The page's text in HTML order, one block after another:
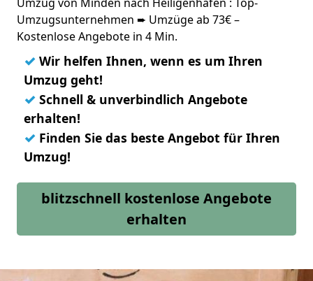
Umzugsunternehmen ➨ Umzüge ab 73€ –
Kostenlose Angebote in 4 Min.
✓ Wir helfen Ihnen, wenn es um Ihren
Umzug geht!
✓ Schnell & unverbindlich Angebote
erhalten!
✓ Finden Sie das beste Angebot für Ihren
Umzug!
blitzschnell kostenlose Angebote
erhalten